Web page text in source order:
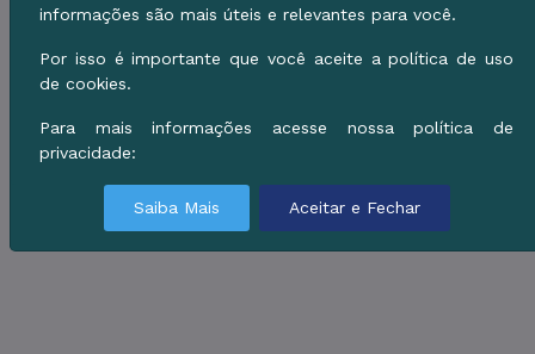
informações são mais úteis e relevantes para você.
Por isso é importante que você aceite a política de uso
de cookies.
Para mais informações acesse nossa política de
privacidade:
Saiba Mais Aceitar e Fechar